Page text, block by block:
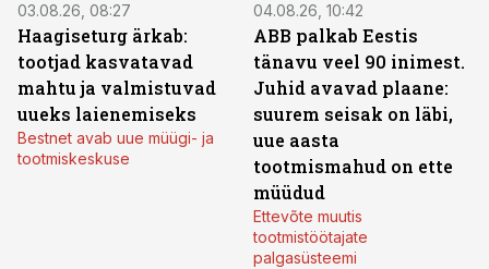
03.08.26, 08:27
Haagiseturg ärkab:
tootjad kasvatavad
mahtu ja valmistuvad
uueks laienemiseks
Bestnet avab uue müügi- ja
tootmiskeskuse
04.08.26, 10:42
ABB palkab Eestis
tänavu veel 90 inimest.
Juhid avavad plaane:
suurem seisak on läbi,
uue aasta
tootmismahud on ette
müüdud
Ettevõte muutis
tootmistöötajate
palgasüsteemi